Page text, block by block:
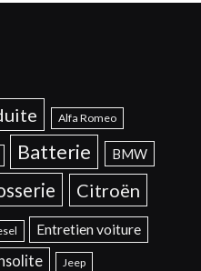
Alfa Romeo
Batterie BMW
Citroën
Entretien voiture
Jeep